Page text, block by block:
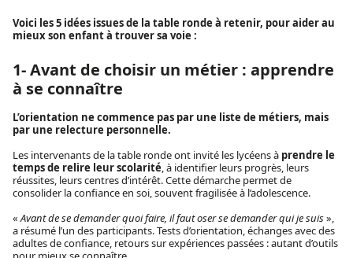
Voici les 5 idées issues de la table ronde à retenir, pour aider au
mieux son enfant à trouver sa voie :
1- Avant de choisir un métier : apprendre
à se connaître
L’orientation ne commence pas par une liste de métiers, mais
par une relecture personnelle.
Les intervenants de la table ronde ont invité les lycéens à prendre le
temps de relire leur scolarité, à identifier leurs progrès, leurs
réussites, leurs centres d’intérêt. Cette démarche permet de
consolider la confiance en soi, souvent fragilisée à l’adolescence.
«Avant de se demander quoi faire, il faut oser se demander qui je suis»,
a résumé l’un des participants. Tests d’orientation, échanges avec des
adultes de confiance, retours sur expériences passées : autant d’outils